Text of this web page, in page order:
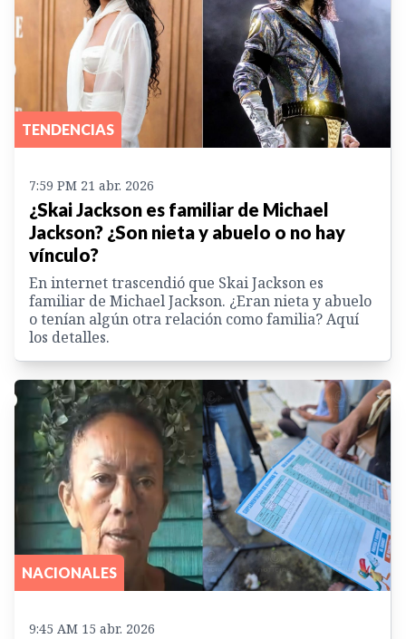
TENDENCIAS
7:59 PM 21 abr. 2026
¿Skai Jackson es familiar de Michael
Jackson? ¿Son nieta y abuelo o no hay
vínculo?
En internet trascendió que Skai Jackson es
familiar de Michael Jackson. ¿Eran nieta y abuelo
o tenían algún otra relación como familia? Aquí
los detalles.
NACIONALES
9:45 AM 15 abr. 2026